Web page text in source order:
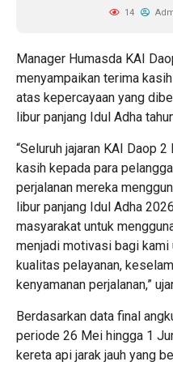
14
Manager Humasda KAI
menyampaikan terima
atas kepercayaan yang
libur panjang Idul Adha
“Seluruh jajaran KAI Daop
kasih kepada para
perjalanan mereka
libur panjang Idul Adha
masyarakat untuk
menjadi motivasi bagi
kualitas pelayanan,
kenyamanan perjalanan,”
Berdasarkan data final
periode 26 Mei hingga 1
kereta api jarak jauh yang